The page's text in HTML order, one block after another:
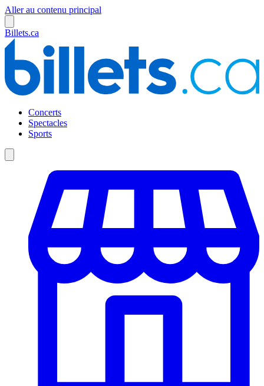
Aller au contenu principal
Billets.ca
Concerts
Spectacles
Sports